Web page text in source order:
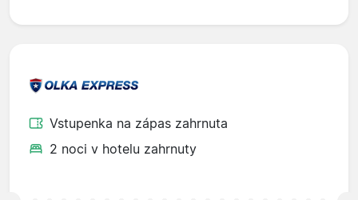
Vstupenka na zápas zahrnuta
2 noci v hotelu zahrnuty